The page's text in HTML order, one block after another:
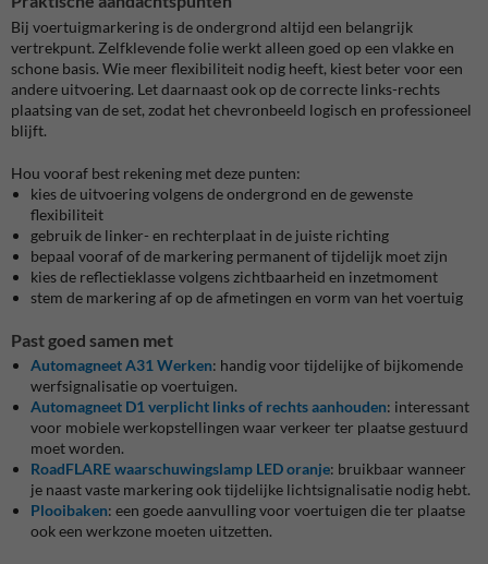
Bij voertuigmarkering is de ondergrond altijd een belangrijk
vertrekpunt. Zelfklevende folie werkt alleen goed op een vlakke en
schone basis. Wie meer flexibiliteit nodig heeft, kiest beter voor een
andere uitvoering. Let daarnaast ook op de correcte links-rechts
plaatsing van de set, zodat het chevronbeeld logisch en professioneel
blijft.
Hou vooraf best rekening met deze punten:
kies de uitvoering volgens de ondergrond en de gewenste
flexibiliteit
gebruik de linker- en rechterplaat in de juiste richting
bepaal vooraf of de markering permanent of tijdelijk moet zijn
kies de reflectieklasse volgens zichtbaarheid en inzetmoment
stem de markering af op de afmetingen en vorm van het voertuig
Past goed samen met
Automagneet A31 Werken: handig voor tijdelijke of bijkomende
werfsignalisatie op voertuigen.
Automagneet D1 verplicht links of rechts aanhouden: interessant
voor mobiele werkopstellingen waar verkeer ter plaatse gestuurd
moet worden.
RoadFLARE waarschuwingslamp LED oranje: bruikbaar wanneer
je naast vaste markering ook tijdelijke lichtsignalisatie nodig hebt.
Plooibaken: een goede aanvulling voor voertuigen die ter plaatse
ook een werkzone moeten uitzetten.